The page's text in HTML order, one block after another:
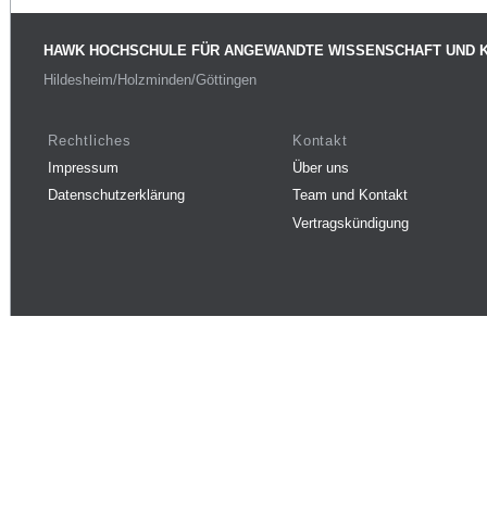
HAWK HOCHSCHULE FÜR ANGEWANDTE WISSENSCHAFT UND
Hildesheim/Holzminden/Göttingen
Rechtliches
Impressum
Datenschutzerklärung
Kontakt
Über uns
Team und Kontakt
Vertragskündigung